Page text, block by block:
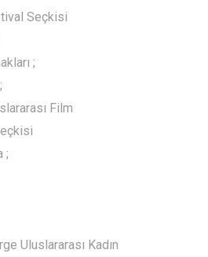
Seçkisi
;
Film
;
Uluslararası Kadın